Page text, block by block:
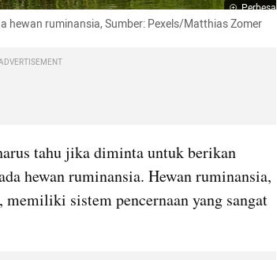
Perbesar
ruminansia, Sumber: Pexels/Matthias Zomer
tahu jika diminta untuk berikan
hewan ruminansia. Hewan ruminansia,
sistem pencernaan yang sangat